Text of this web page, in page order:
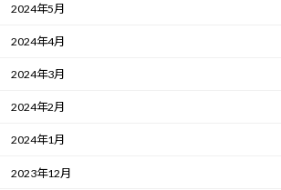
2024年5月
2024年4月
2024年3月
2024年2月
2024年1月
2023年12月